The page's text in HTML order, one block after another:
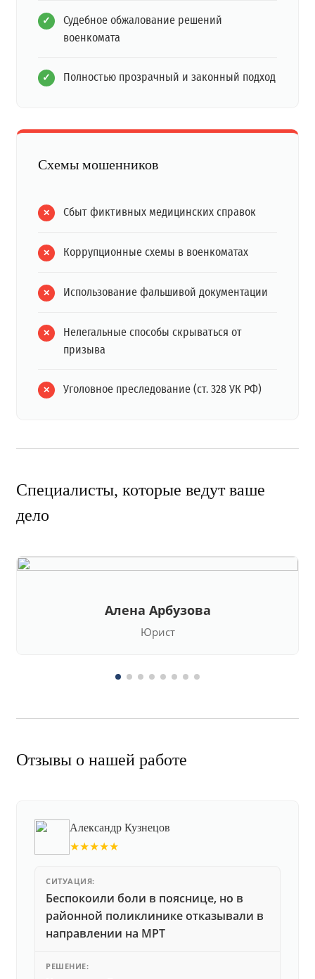
Судебное обжалование решений
военкомата
Полностью прозрачный и законный подход
Схемы мошенников
Сбыт фиктивных медицинских справок
Коррупционные схемы в военкоматах
Использование фальшивой документации
Нелегальные способы скрываться от
призыва
Уголовное преследование (ст. 328 УК РФ)
Специалисты, которые ведут ваше
дело
Алена Арбузова
Юрист
Отзывы о нашей работе
Александр Кузнецов
★★★★★
СИТУАЦИЯ:
Беспокоили боли в пояснице, но в
районной поликлинике отказывали в
направлении на МРТ
РЕШЕНИЕ: